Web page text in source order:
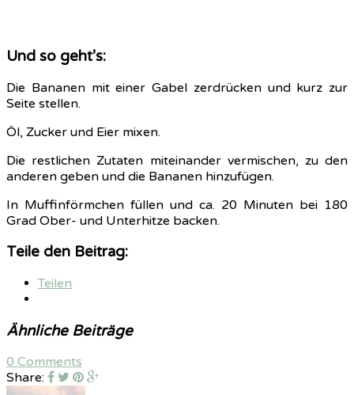
Und so geht’s:
Die Bananen mit einer Gabel zerdrücken und kurz zur
Seite stellen.
Öl, Zucker und Eier mixen.
Die restlichen Zutaten miteinander vermischen, zu den
anderen geben und die Bananen hinzufügen.
In Muffinförmchen füllen und ca. 20 Minuten bei 180
Grad Ober- und Unterhitze backen.
Teile den Beitrag:
Teilen
Ähnliche Beiträge
0 Comments
Share: